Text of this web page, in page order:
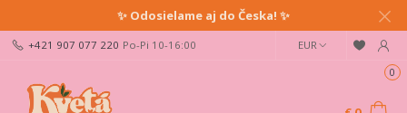
✨ Odosielame aj do Česka! ✨
EUR
+421 907 077 220 Po-Pi 10-16:00
0